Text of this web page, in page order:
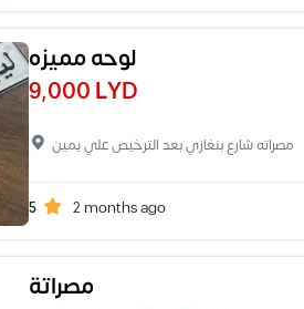
لوحه مميزه
9,000 LYD
مصراته شارع بنغازي بعد الترخيص علي يمين
5 2 months ago
مصراتة